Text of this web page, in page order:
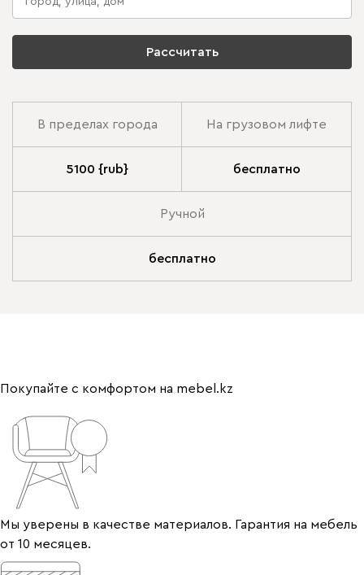
Рассчитать
В пределах города На грузовом лифте
5100 {rub} бесплатно
Ручной
бесплатно
Покупайте с комфортом на mebel.kz
Мы уверены в качестве материалов. Гарантия на мебель
от 10 месяцев.